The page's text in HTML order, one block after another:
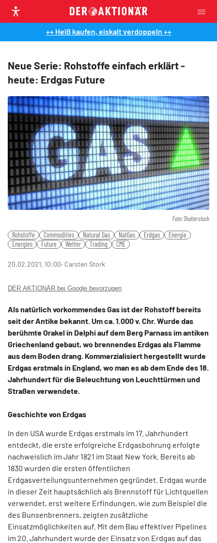
++ Heiß kaufen, eiskalt verdoppeln ++
Neue Serie: Rohstoffe einfach erklärt -
heute: Erdgas Future
Foto: Shutterstock
Rohstoffe Commodities Natural Gas NatGas Erdgas
Energie
Energies
Future Wetter Trading CME
20.02.2021, 10:00‧ Carsten Stork
DER AKTIONÄR bei Google bevorzugen
Als natürlich vorkommendes Gas ist der Rohstoff bereits
seit der Antike bekannt. Um ca. 1.000 v. Chr. Wurde das
berühmte Orakel in Delphi auf dem Berg Parnass im antiken
Griechenland gebaut, wo brennendes Erdgas als Flamme
aus dem Boden drang. Kommerzialisiert hergestellt wurde
Erdgas erstmals in England, wo man es ab dem Ende des 18.
Jahrhundert für die Beleuchtung von Leuchttürmen und
Straßen verwendete.
Geschichte von Erdgas
In den USA wurde Erdgas erstmals im 17. Jahrhundert
entdeckt, die erste erfolgreiche Erdgasbohrung erfolgte
nachweislich im Jahr 1821 im Staat New York. Bereits ab
1830 wurden die ersten öffentlichen
Erdgasverteilungsunternehmen gegründet. Erdgas wurde
in dieser Zeit hauptsächlich als Brennstoff für Lichtquellen
verwendet, erst weitere Erfindungen, wie zum Beispiel die
des Bunsenbrenners, zeigten zusätzliche
Einsatzmöglichkeiten auf. Mit dem Bau effektiver Pipelines
im 20. Jahrhundert wurde der Einsatz von Erdgas auf das